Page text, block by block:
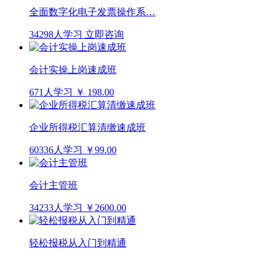
全面数字化电子发票操作系…
34298人学习 立即咨询
会计实操上岗速成班
671人学习 ￥ 198.00
企业所得税汇算清缴速成班
60336人学习 ￥99.00
会计主管班
34233人学习 ￥2600.00
轻松报税从入门到精通